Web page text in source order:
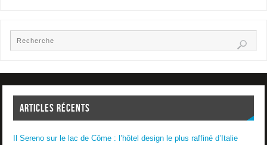
ARTICLES RÉCENTS
Il Sereno sur le lac de Côme : l’hôtel design le plus raffiné d’Italie